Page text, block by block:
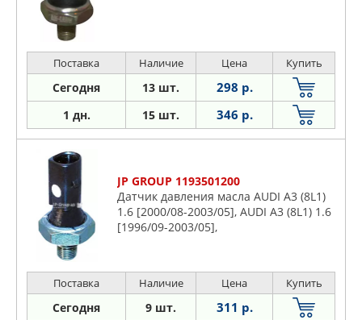
Поставка Наличие Цена Купить
Сегодня 13 шт. 298 р.
1 дн. 15 шт. 346 р.
JP GROUP 1193501200
Датчик давления масла AUDI A3 (8L1)
1.6 [2000/08-2003/05], AUDI A3 (8L1) 1.6
[1996/09-2003/05],
Поставка Наличие Цена Купить
Сегодня 9 шт. 311 р.